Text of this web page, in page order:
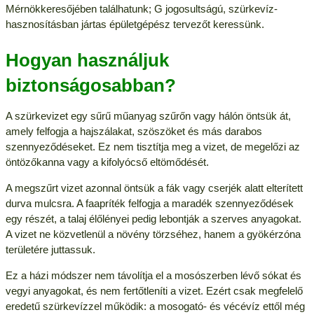
Mérnökkeresőjében találhatunk; G jogosultságú, szürkevíz-
hasznosításban jártas épületgépész tervezőt keressünk.
Hogyan használjuk
biztonságosabban?
A szürkevizet egy sűrű műanyag szűrőn vagy hálón öntsük át,
amely felfogja a hajszálakat, szöszöket és más darabos
szennyeződéseket. Ez nem tisztítja meg a vizet, de megelőzi az
öntözőkanna vagy a kifolyócső eltömődését.
A megszűrt vizet azonnal öntsük a fák vagy cserjék alatt elterített
durva mulcsra. A faapríték felfogja a maradék szennyeződések
egy részét, a talaj élőlényei pedig lebontják a szerves anyagokat.
A vizet ne közvetlenül a növény törzséhez, hanem a gyökérzóna
területére juttassuk.
Ez a házi módszer nem távolítja el a mosószerben lévő sókat és
vegyi anyagokat, és nem fertőtleníti a vizet. Ezért csak megfelelő
eredetű szürkevízzel működik: a mosogató- és vécévíz ettől még